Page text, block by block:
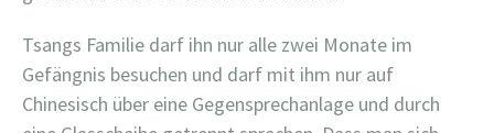
Tsangs Familie darf ihn nur alle zwei Monate im
Gefängnis besuchen und darf mit ihm nur auf
Chinesisch über eine Gegensprechanlage und durch